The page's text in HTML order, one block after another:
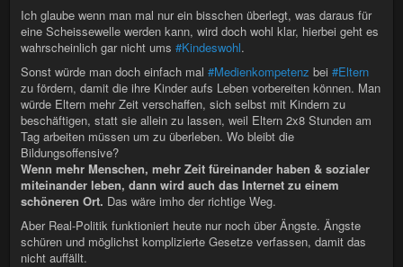
Ich glaube wenn man mal nur ein bisschen überlegt, was daraus für
eine Scheissewelle werden kann, wird doch wohl klar, hierbei geht es
wahrscheinlich gar nicht ums #Kindeswohl.
Sonst würde man doch einfach mal #Medienkompetenz bei #Eltern
zu fördern, damit die ihre Kinder aufs Leben vorbereiten können. Man
würde Eltern mehr Zeit verschaffen, sich selbst mit Kindern zu
beschäftigen, statt sie allein zu lassen, weil Eltern 2x8 Stunden am
Tag arbeiten müssen um zu überleben. Wo bleibt die
Bildungsoffensive?
Wenn mehr Menschen, mehr Zeit füreinander haben & sozialer
miteinander leben, dann wird auch das Internet zu einem
schöneren Ort. Das wäre imho der richtige Weg.
Aber Real-Politik funktioniert heute nur noch über Ängste. Ängste
schüren und möglichst komplizierte Gesetze verfassen, damit das
nicht auffällt.